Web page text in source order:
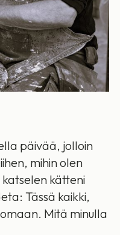
päivää, jolloin
mihin olen
kätteni
Tässä kaikki,
Mitä minulla